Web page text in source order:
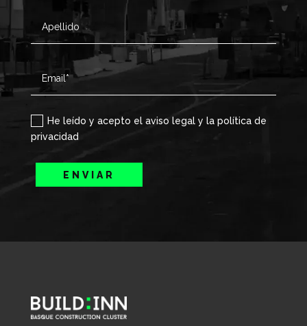
He leído y acepto el aviso legal y la política de
privacidad
ENVIAR